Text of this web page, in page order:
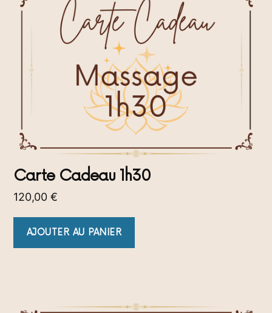
Carte Cadeau 1h30
120,00 €
AJOUTER AU PANIER